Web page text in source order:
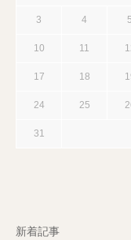
3 4 5
10 11
17 18
24 25
31
新着記事